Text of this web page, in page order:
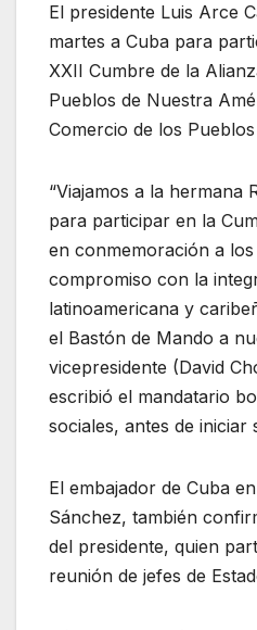
El presidente Luis Arce
martes a Cuba para
XXII Cumbre de la
Pueblos de Nuestra
Comercio de los
“Viajamos a la hermana
para participar en la
en conmemoración a
compromiso con la
latinoamericana y
el Bastón de Mando a
vicepresidente (David
escribió el mandatario
sociales, antes de iniciar
El embajador de Cuba
Sánchez, también
del presidente, quien
reunión de jefes de